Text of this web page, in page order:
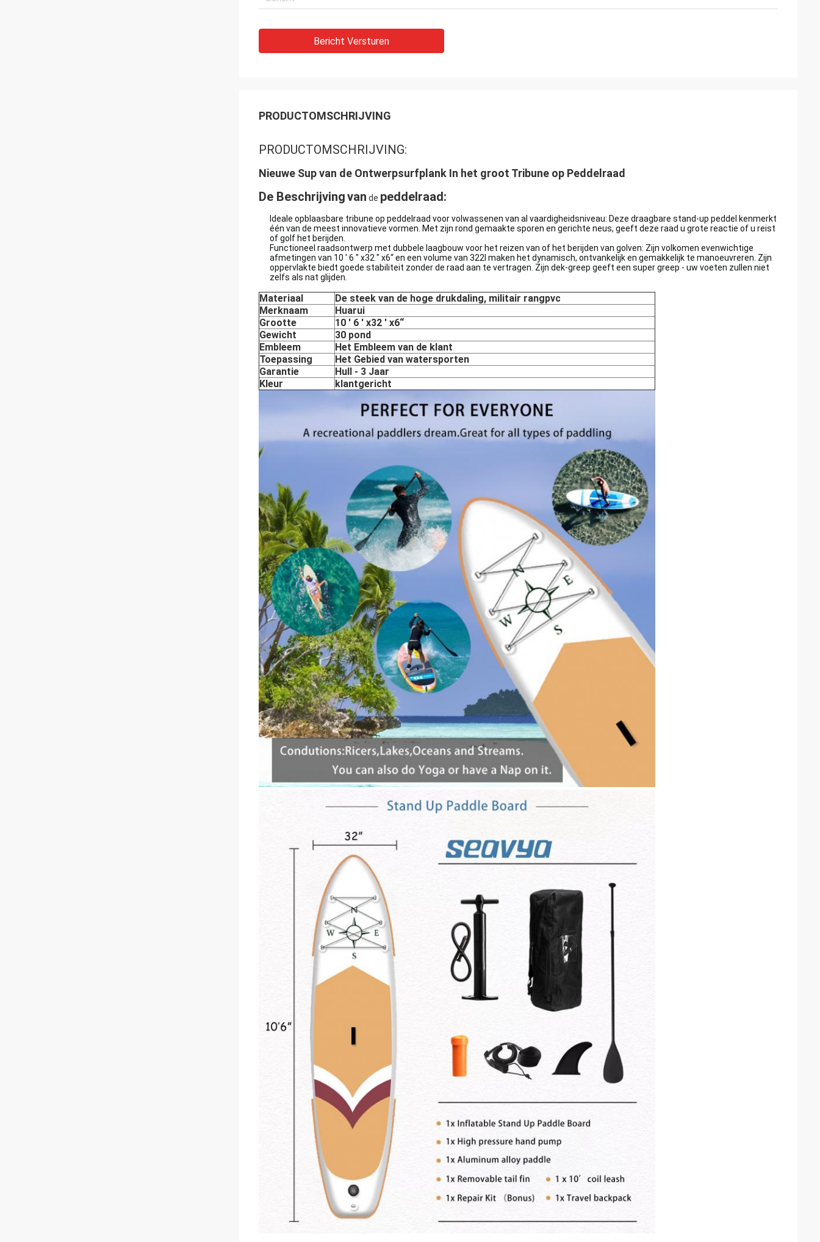
Bericht Versturen
PRODUCTOMSCHRIJVING
PRODUCTOMSCHRIJVING:
Nieuwe Sup van de Ontwerpsurfplank In het groot Tribune op Peddelraad
De Beschrijvingvan de peddelraad:
Ideale opblaasbare tribune op peddelraad voor volwassenen van al vaardigheidsniveau: Deze draagbare stand-up peddel kenmerkt
één van de meest innovatieve vormen. Met zijn rond gemaakte sporen en gerichte neus, geeft deze raad u grote reactie of u reist
of golf het berijden.
Functioneel raadsontwerp met dubbele laagbouw voor het reizen van of het berijden van golven: Zijn volkomen evenwichtige
afmetingen van 10 ' 6 " x32 " x6“ en een volume van 322l maken het dynamisch, ontvankelijk en gemakkelijk te manoeuvreren. Zijn
oppervlakte biedt goede stabiliteit zonder de raad aan te vertragen. Zijn dek-greep geeft een super greep - uw voeten zullen niet
zelfs als nat glijden.
Materiaal
De steek van de hoge drukdaling, militair rangpvc
Merknaam
Huarui
Grootte
10 ' 6 ' x32 ' x6“
Gewicht
30 pond
Embleem
Het Embleem van de klant
Toepassing
Het Gebied van watersporten
Garantie
Hull - 3 Jaar
Kleur
klantgericht